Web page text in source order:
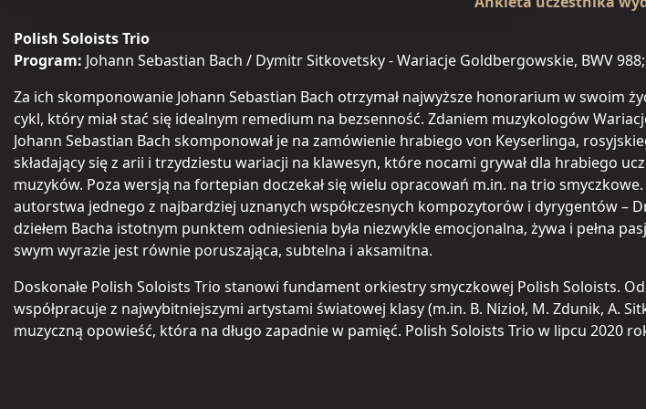
Polish Soloists Trio
Program: Johann Sebastian Bach / Dymitr Sitkovetsky - Wariacje Goldbergowskie, BWV 988;
Za ich skomponowanie Johann Sebastian Bach otrzymał najwyższe honorarium w swoim
cykl, który miał stać się idealnym remedium na bezsenność. Zdaniem muzykologów
Johann Sebastian Bach skomponował je na zamówienie hrabiego von Keyserlinga,
składający się z arii i trzydziestu wariacji na klawesyn, które nocami grywał dla hrabiego
muzyków. Poza wersją na fortepian doczekał się wielu opracowań m.in. na trio
autorstwa jednego z najbardziej uznanych współczesnych kompozytorów i dyrygentów –
dziełem Bacha istotnym punktem odniesienia była niezwykle emocjonalna, żywa i pełna
swym wyrazie jest równie poruszająca, subtelna i aksamitna.
Doskonałe Polish Soloists Trio stanowi fundament orkiestry smyczkowej Polish Soloists.
współpracuje z najwybitniejszymi artystami światowej klasy (m.in. B. Nizioł, M. Zdunik, A.
muzyczną opowieść, która na długo zapadnie w pamięć. Polish Soloists Trio w lipcu 2020